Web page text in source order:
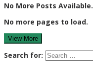
No More Posts Available.
No more pages to load.
View More
Search for: